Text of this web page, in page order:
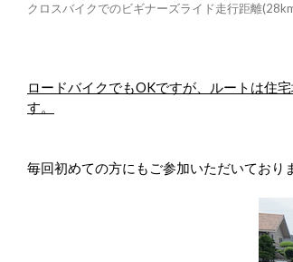
クロスバイクでのビギナーズライド走行距離
ロードバイクでもOKですが、ルートは住
す。
毎回初めての方にもご参加いただいており